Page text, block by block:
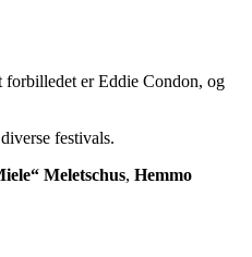
forbilledet er Eddie Condon, og
festivals.
Meletschus, Hemmo